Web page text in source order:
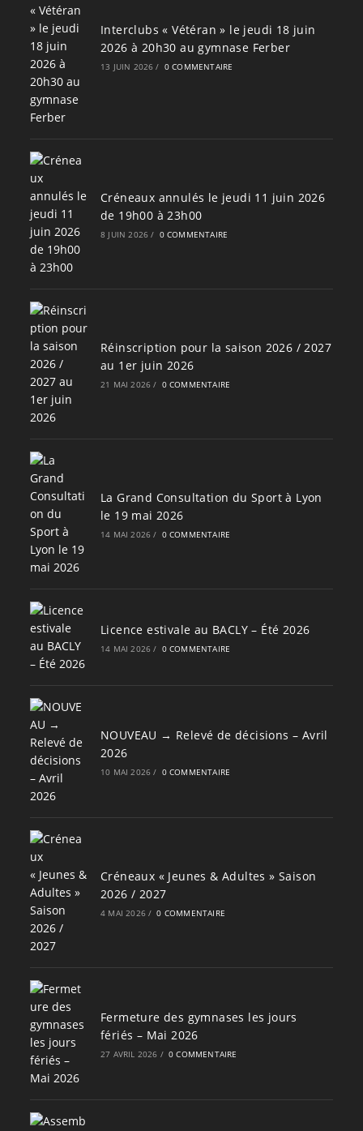
Interclubs « Vétéran » le jeudi 18 juin
2026 à 20h30 au gymnase Ferber
13 JUIN 2026 / 0 COMMENTAIRE
Créneaux annulés le jeudi 11 juin 2026
de 19h00 à 23h00
8 JUIN 2026 / 0 COMMENTAIRE
Réinscription pour la saison 2026 / 2027
au 1er juin 2026
21 MAI 2026 / 0 COMMENTAIRE
La Grand Consultation du Sport à Lyon
le 19 mai 2026
14 MAI 2026 / 0 COMMENTAIRE
Licence estivale au BACLY – Été 2026
14 MAI 2026 / 0 COMMENTAIRE
NOUVEAU → Relevé de décisions – Avril
2026
10 MAI 2026 / 0 COMMENTAIRE
Créneaux « Jeunes & Adultes » Saison
2026 / 2027
4 MAI 2026 / 0 COMMENTAIRE
Fermeture des gymnases les jours
fériés – Mai 2026
27 AVRIL 2026 / 0 COMMENTAIRE